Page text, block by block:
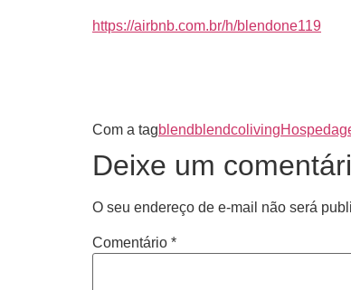
https://airbnb.com.br/h/blendone119
Com a tagblend blendcoliving
Deixe um
O seu endereço de e-mail não será
Comentário *